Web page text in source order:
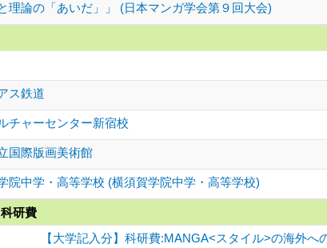
理論の「あいだ」」 (日本マンガ学会第９回大会)
ス鉄道
チャーセンター新宿校
国際版画美術館
院中学・高等学校 (横須賀学院中学・高等学校)
研費
【大学記入分】科研費:MANGA<スタイル>の海外